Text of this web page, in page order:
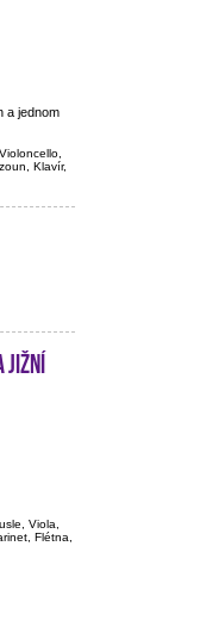
a jednom
Klavír,
Jižní
Viola,
Flétna,